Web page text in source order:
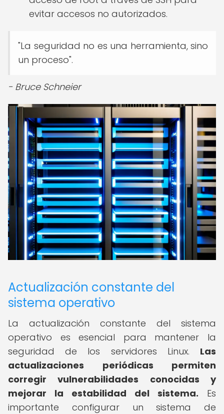
evitar accesos no autorizados.
"La seguridad no es una herramienta, sino
un proceso".
- Bruce Schneier
Actualización constante del
sistema operativo
La actualización constante del sistema
operativo es esencial para mantener la
seguridad de los servidores Linux. Las
actualizaciones periódicas permiten
corregir vulnerabilidades conocidas y
mejorar la estabilidad del sistema. Es
importante configurar un sistema de